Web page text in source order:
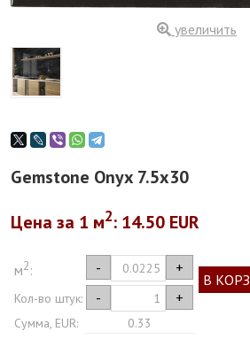
увеличить
Gemstone Onyx 7.5x30
Цена за 1 м2: 14.50 EUR
м2: - +
Кол-во штук: - +
Сумма, EUR: 0.33
В